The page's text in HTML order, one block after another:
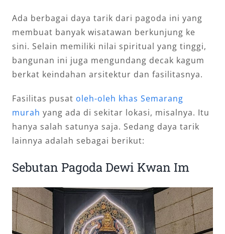
Ada berbagai daya tarik dari pagoda ini yang
membuat banyak wisatawan berkunjung ke
sini. Selain memiliki nilai spiritual yang tinggi,
bangunan ini juga mengundang decak kagum
berkat keindahan arsitektur dan fasilitasnya.
Fasilitas pusat oleh-oleh khas Semarang
murah yang ada di sekitar lokasi, misalnya. Itu
hanya salah satunya saja. Sedang daya tarik
lainnya adalah sebagai berikut:
Sebutan Pagoda Dewi Kwan Im